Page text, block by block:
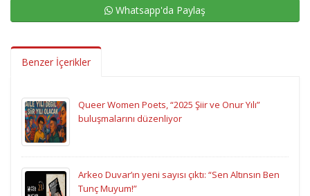
Whatsapp'da Paylaş
Benzer İçerikler
Queer Women Poets, “2025 Şiir ve Onur Yılı”
buluşmalarını düzenliyor
Arkeo Duvar’ın yeni sayısı çıktı: “Sen Altınsın Ben
Tunç Muyum!”